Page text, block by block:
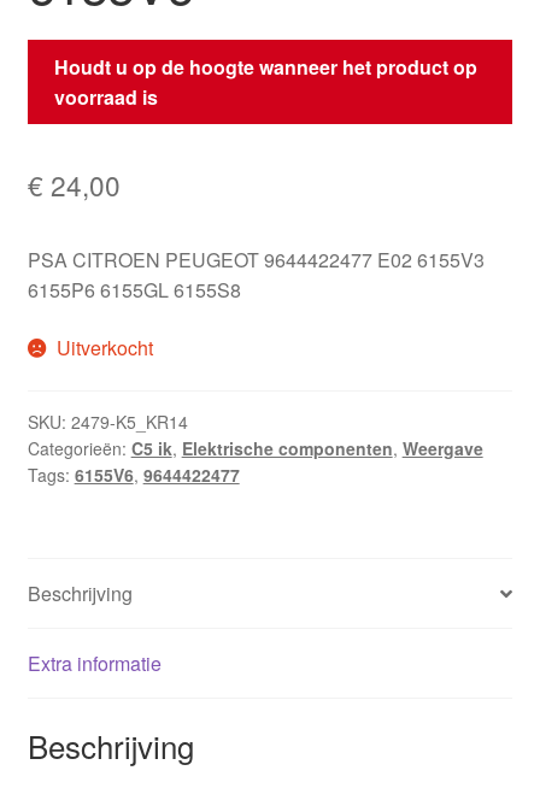
Houdt u op de hoogte wanneer het product op
voorraad is
€ 24,00
PSA CITROEN PEUGEOT 9644422477 E02 6155V3
6155P6 6155GL 6155S8
Uitverkocht
SKU: 2479-K5_KR14
Categorieën: C5 ik, Elektrische componenten, Weergave
Tags: 6155V6, 9644422477
Beschrijving
Extra informatie
Beschrijving